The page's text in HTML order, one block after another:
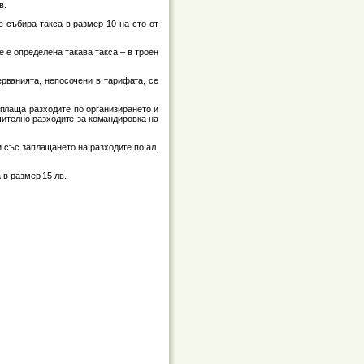
събира такса в размер 10 на сто от
определена такава такса – в троен
непосочени в тарифата, се
разходите по организирането и
разходите за командировка на
заплащането на разходите по ал.
размер 15 лв.